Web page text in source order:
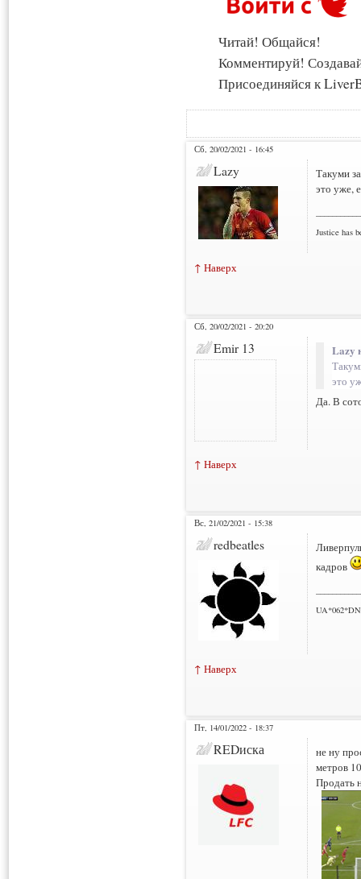
Читай! Общайся!
Комментируй!
Присоединяйся к
Сб, 20/02/2021 - 16:45
Lazy
Такуми
это уже,
Justice has
↑ Наверх
Сб, 20/02/2021 - 20:20
Emir 13 Lazy
это
Да. В
↑ Наверх
Вс, 21/02/2021 - 15:38
redbeatles
кадров
UA*062*DN
↑ Наверх
Пт, 14/01/2022 - 18:37
REDиска
не ну
метров
Продать